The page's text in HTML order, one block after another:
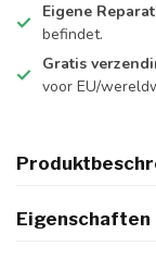
Eigene
befindet.
Gratis
voor EU/
Eigenschaften